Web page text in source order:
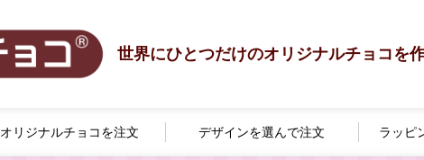
世界にひとつだけのオリジナルチョコを
オリジナルチョコを注文 デザインを選んで注文 ラッピ